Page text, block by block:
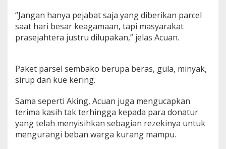
“Jangan hanya pejabat saja yang diberikan parcel
saat hari besar keagamaan, tapi masyarakat
prasejahtera justru dilupakan,” jelas Acuan.
Paket parsel sembako berupa beras, gula, minyak,
sirup dan kue kering.
Sama seperti Aking, Acuan juga mengucapkan
terima kasih tak terhingga kepada para donatur
yang telah menyisihkan sebagian rezekinya untuk
mengurangi beban warga kurang mampu.